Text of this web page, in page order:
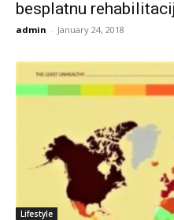
besplatnu
admin - January 24, 2018
Lifestyle